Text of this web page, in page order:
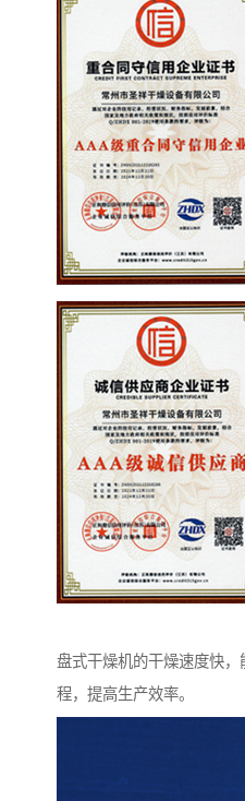
盘式干燥机的干燥速度快
程，提高生产效率。